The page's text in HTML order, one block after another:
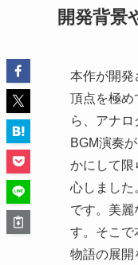
開発背景
本作が開発
頂点を極め
ら、アナ
BGM演奏
かにして限
心しました
です。美麗
す。そこで
物語の展開